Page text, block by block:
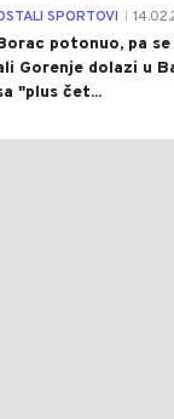
SPORTOVI
potonuo, pa
Gorenje dolazi u
"plus čet...